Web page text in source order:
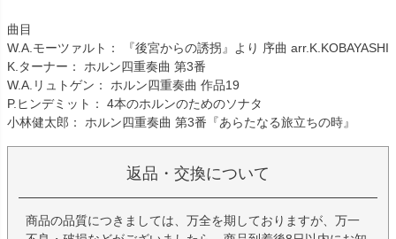
曲目
W.A.モーツァルト： 『後宮からの誘拐』より 序曲 arr.K.KOBAYASHI
K.ターナー： ホルン四重奏曲 第3番
W.A.リュトゲン： ホルン四重奏曲 作品19
P.ヒンデミット： 4本のホルンのためのソナタ
小林健太郎： ホルン四重奏曲 第3番『あらたなる旅立ちの時』
返品・交換について
商品の品質につきましては、万全を期しておりますが、万一